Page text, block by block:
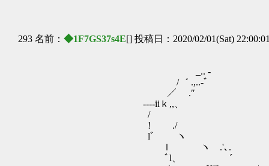
293 名前： ◆1F7GS37s4E[] 投稿日：2020/02/01(Sat)
_.. -
/゛
／ .″ ｬ
----iiｋ,,、 /
/ lｰ ''''"￣￣"
! ./ ∠,,､ -z
lﾞ ヽ ､ '"´,､ィ
ｌ ヽ .'､. ､
ﾞl、 ´ゝ ､-' ,､